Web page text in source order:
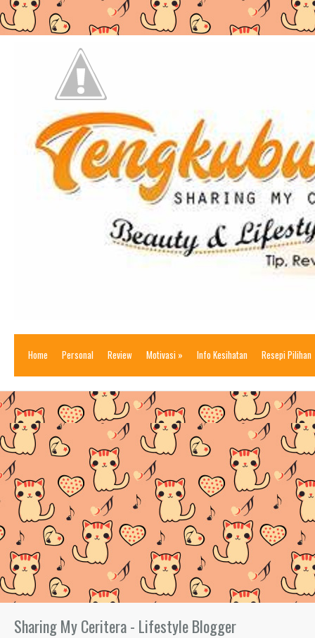
Home Personal Review Motivasi » Info Kesihatan Resepi Pilihan
Sharing My Ceritera - Lifestyle Blogger